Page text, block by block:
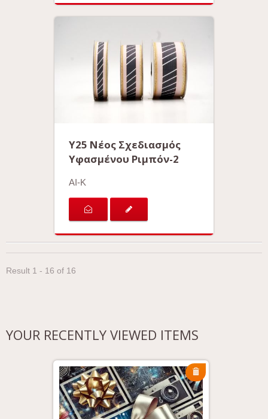
Y25 Νέος Σχεδιασμός
Υφασμένου Ριμπόν-2
AI-K
Result 1 - 16 of 16
YOUR RECENTLY VIEWED ITEMS